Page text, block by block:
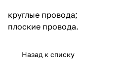
круглые провода;
плоские провода.
Назад к списку